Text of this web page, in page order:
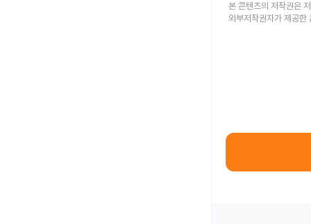
본 콘텐츠의 저작권은
외부저작권자가 제공한